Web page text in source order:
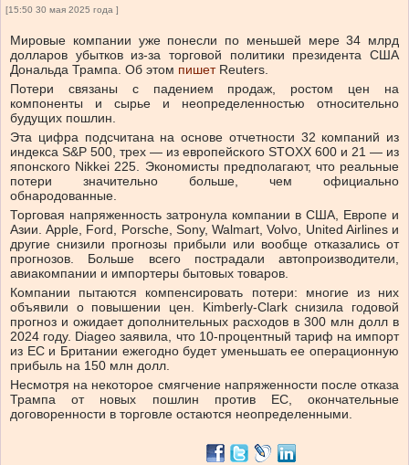
[15:50 30 мая 2025 года ]
Мировые компании уже понесли по меньшей мере 34 млрд
долларов убытков из-за торговой политики президента США
Дональда Трампа. Об этом пишетReuters.
Потери связаны с падением продаж, ростом цен на
компоненты и сырье и неопределенностью относительно
будущих пошлин.
Эта цифра подсчитана на основе отчетности 32 компаний из
индекса S&P 500, трех — из европейского STOXX 600 и 21 — из
японского Nikkei 225. Экономисты предполагают, что реальные
потери значительно больше, чем официально
обнародованные.
Торговая напряженность затронула компании в США, Европе и
Азии. Apple, Ford, Porsche, Sony, Walmart, Volvo, United Airlines и
другие снизили прогнозы прибыли или вообще отказались от
прогнозов. Больше всего пострадали автопроизводители,
авиакомпании и импортеры бытовых товаров.
Компании пытаются компенсировать потери: многие из них
объявили о повышении цен. Kimberly-Clark снизила годовой
прогноз и ожидает дополнительных расходов в 300 млн долл в
2024 году. Diageo заявила, что 10-процентный тариф на импорт
из ЕС и Британии ежегодно будет уменьшать ее операционную
прибыль на 150 млн долл.
Несмотря на некоторое смягчение напряженности после отказа
Трампа от новых пошлин против ЕС, окончательные
договоренности в торговле остаются неопределенными.